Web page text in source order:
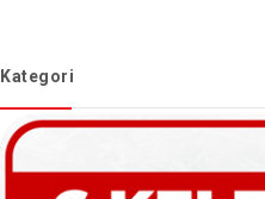
Kategori